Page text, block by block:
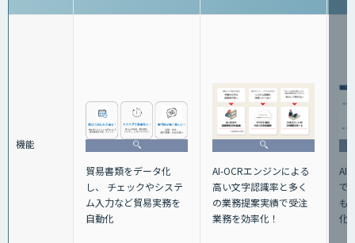
機能
貿易書類をデータ化
し、 チェックやシステ
ム入力など貿易実務を
自動化
AI-OCRエンジンによる
高い文字認識率と多く
の業務提案実績で受注
業務を効率化！
AI-
で
も
化